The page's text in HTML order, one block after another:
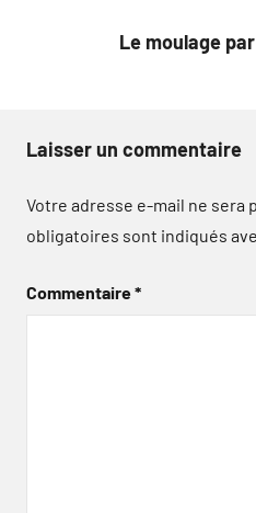
Le moulage
Laisser un commentaire
Votre adresse e-mail ne sera
obligatoires sont indiqués
Commentaire*